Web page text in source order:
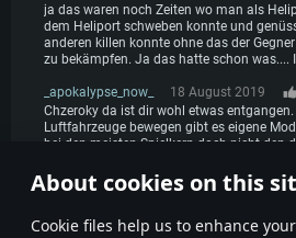
About cookies on this
Сookie files help us to enhance
ja das waren noch Zeiten wo man als
dem Heliport schweben konnte und
anderen killen konnte ohne das der
zu bekämpfen. Ja das hatte schon was....
_apokalypse_now_ 18 August 2019
Chzeroky da ist dir wohl etwas entgangen.
Luftfahrzeuge bewegen gibt es eigene
bei den meisten Spielkern doch nicht den